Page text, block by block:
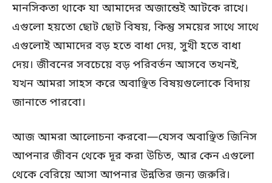
মানসিকতা থাকে যা আমাদের অজান্তেই আটকে রাখে।
এগুলো হয়তো ছোট ছোট বিষয়, কিন্তু সময়ের সাথে সাথে
এগুলোই আমাদের বড় হতে বাধা দেয়, সুখী হতে বাধা
দেয়। জীবনের সবচেয়ে বড় পরিবর্তন আসবে তখনই,
যখন আমরা সাহস করে অবাঞ্ছিত বিষয়গুলোকে বিদায়
জানাতে পারবো।
আজ আমরা আলোচনা করবো—যেসব অবাঞ্ছিত জিনিস
আপনার জীবন থেকে দূর করা উচিত, আর কেন এগুলো
থেকে বেরিয়ে আসা আপনার উন্নতির জন্য জরুরি।